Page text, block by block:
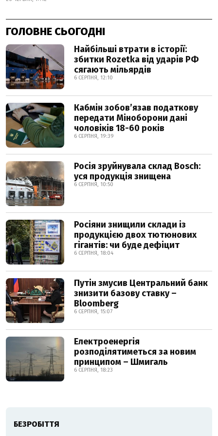
ГОЛОВНЕ СЬОГОДНІ
Найбільші втрати в історії:
збитки Rozetka від ударів РФ
сягають мільярдів
6 СЕРПНЯ, 12:10
Кабмін зобовʼязав податкову
передати Міноборони дані
чоловіків 18-60 років
6 СЕРПНЯ, 19:39
Росія зруйнувала склад Bosch:
уся продукція знищена
6 СЕРПНЯ, 10:50
Росіяни знищили склади із
продукцією двох тютюнових
гігантів: чи буде дефіцит
6 СЕРПНЯ, 18:04
Путін змусив Центральний банк
знизити базову ставку –
Bloomberg
6 СЕРПНЯ, 15:07
Електроенергія
розподілятиметься за новим
принципом – Шмигаль
6 СЕРПНЯ, 18:23
БЕЗРОБІТТЯ